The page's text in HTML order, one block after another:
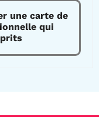
une carte de
qui